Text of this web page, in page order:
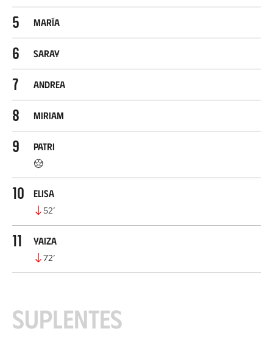
5 María
6 Saray
7 Andrea
8 Miriam
9 Patri
10 Elisa
52’
11 Yaiza
72’
Suplentes